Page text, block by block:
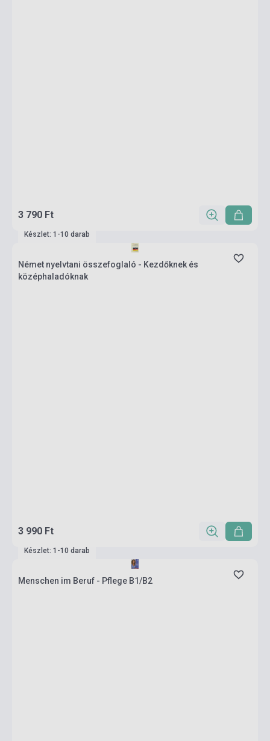
3 790 Ft
Készlet: 1-10 darab
Német nyelvtani összefoglaló - Kezdőknek és
középhaladóknak
3 990 Ft
Készlet: 1-10 darab
Menschen im Beruf - Pflege B1/B2